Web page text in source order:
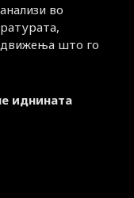
во
што го
иднината